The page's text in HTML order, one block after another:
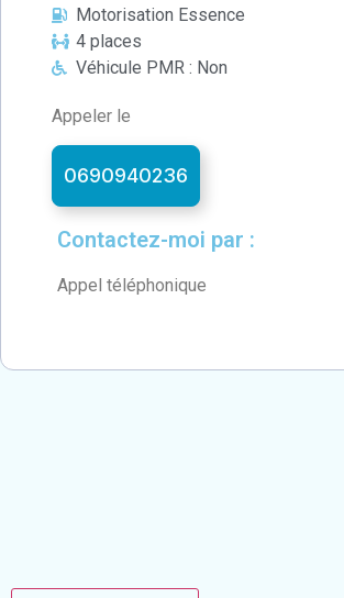
Motorisation Essence
4 places
Véhicule PMR : Non
Appeler le
0690940236
Contactez-moi par :
Appel téléphonique